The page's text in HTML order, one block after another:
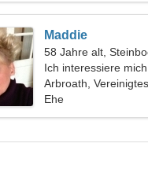
Maddie
58 Jahre alt,
Ich interessiere
Golf
Arbroath,
Ehe